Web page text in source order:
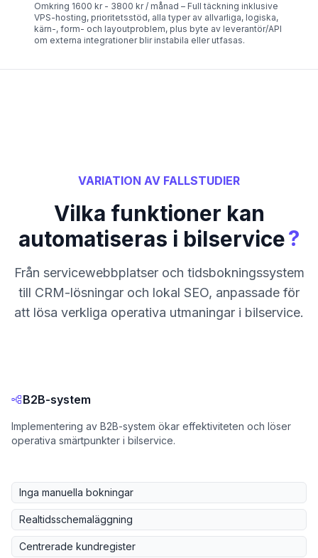
Omkring 1600 kr - 3800 kr / månad – Full täckning inklusive
VPS-hosting, prioritetsstöd, alla typer av allvarliga, logiska,
kärn-, form- och layoutproblem, plus byte av leverantör/API
om externa integrationer blir instabila eller utfasas.
VARIATION AV FALLSTUDIER
Vilka funktioner kan
automatiseras i bilservice?
Från servicewebbplatser och tidsbokningssystem
till CRM-lösningar och lokal SEO, anpassade för
att lösa verkliga operativa utmaningar i bilservice.
B2B-system
Implementering av B2B-system ökar effektiviteten och löser
operativa smärtpunkter i bilservice.
Inga manuella bokningar
Realtidsschemaläggning
Centrerade kundregister